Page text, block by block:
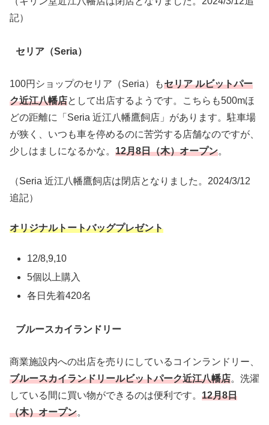
記）
セリア（Seria）
100円ショップのセリア（Seria）もセリア ルビットパー
ク近江八幡店として出店するようです。こちらも500mほ
どの距離に「Seria 近江八幡鷹飼店」があります。駐車場
が狭く、いつも車を停めるのに苦労する店舗なのですが、
少しはましになるかな。 12月8日（木）オープン。
（Seria 近江八幡鷹飼店は閉店となりました。2024/3/12
追記）
オリジナルトートバッグプレゼント
12/8,9,10
5個以上購入
各日先着420名
ブルースカイランドリー
商業施設内への出店を売りにしているコインランドリー、
ブルースカイランドリールビットパーク近江八幡店。洗濯
している間に買い物ができるのは便利です。 12月8日
（木）オープン。